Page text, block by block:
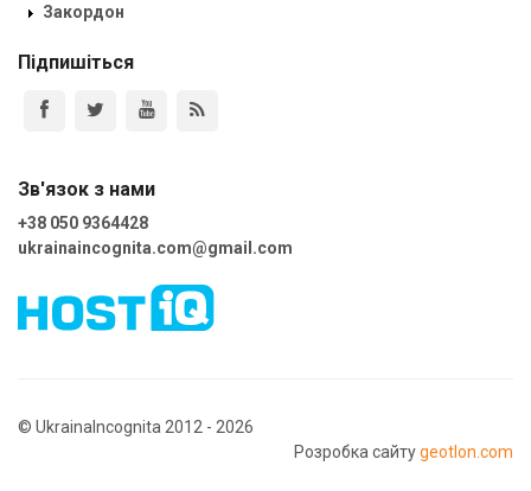
Закордон
Підпишіться
Зв'язок з нами
+38 050 9364428
ukrainaincognita.com@gmail.com
© UkrainaIncognita 2012 - 2026
Розробка сайтуgeotlon.com